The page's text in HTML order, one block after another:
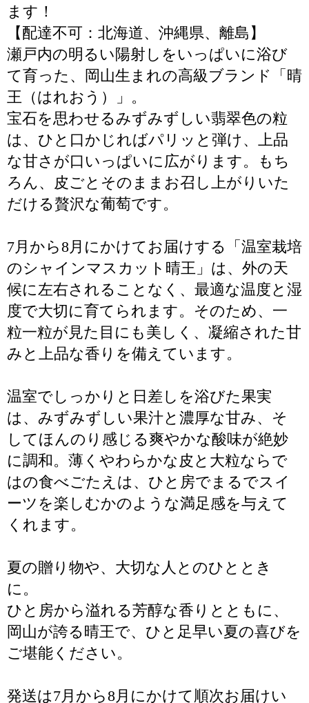
ます！
【配達不可：北海道、沖縄県、離島】
瀬戸内の明るい陽射しをいっぱいに浴び
て育った、岡山生まれの高級ブランド「晴
王（はれおう）」。
宝石を思わせるみずみずしい翡翠色の粒
は、ひと口かじればパリッと弾け、上品
な甘さが口いっぱいに広がります。もち
ろん、皮ごとそのままお召し上がりいた
だける贅沢な葡萄です。
7月から8月にかけてお届けする「温室栽培
のシャインマスカット晴王」は、外の天
候に左右されることなく、最適な温度と湿
度で大切に育てられます。そのため、一
粒一粒が見た目にも美しく、凝縮された甘
みと上品な香りを備えています。
温室でしっかりと日差しを浴びた果実
は、みずみずしい果汁と濃厚な甘み、そ
してほんのり感じる爽やかな酸味が絶妙
に調和。薄くやわらかな皮と大粒ならで
はの食べごたえは、ひと房でまるでスイ
ーツを楽しむかのような満足感を与えて
くれます。
夏の贈り物や、大切な人とのひととき
に。
ひと房から溢れる芳醇な香りとともに、
岡山が誇る晴王で、ひと足早い夏の喜びを
ご堪能ください。
発送は7月から8月にかけて順次お届けい